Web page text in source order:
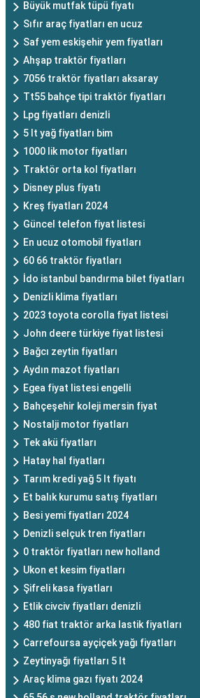
Büyük mutfak tüpü fiyatı
Sıfır araç fiyatları en ucuz
Saf yem eskişehir yem fiyatları
Ahşap traktör fiyatları
7056 traktör fiyatları aksaray
Tt55 bahçe tipi traktör fiyatları
Lpg fiyatları denizli
5 lt yağ fiyatları bim
1000 lik motor fiyatları
Traktör orta kol fiyatları
Disney plus fiyatı
Kreş fiyatları 2024
Güncel telefon fiyat listesi
En ucuz otomobil fiyatları
60 66 traktör fiyatları
İdo istanbul bandırma bilet fiyatları
Denizli klima fiyatları
2023 toyota corolla fiyat listesi
John deere türkiye fiyat listesi
Bağcı zeytin fiyatları
Aydın mazot fiyatları
Egea fiyat listesi engelli
Bahçeşehir koleji mersin fiyat
Nostalji motor fiyatları
Tek akü fiyatları
Hatay hal fiyatları
Tarım kredi yağ 5 lt fiyatı
Et balık kurumu satış fiyatları
Besi yemi fiyatları 2024
Denizli selçuk tren fiyatları
0 traktör fiyatları new holland
Ukon et kesim fiyatları
Şifreli kasa fiyatları
Etlik civciv fiyatları denizli
480 fiat traktör arka lastik fiyatları
Carrefoursa ayçiçek yağı fiyatları
Zeytinyağı fiyatları 5 lt
Araç klima gazı fiyatı 2024